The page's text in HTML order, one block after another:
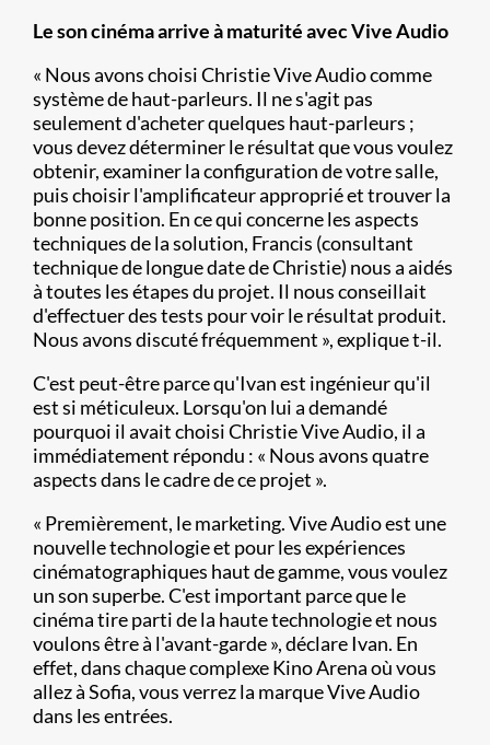
Le son cinéma arrive à maturité avec Vive Audio
« Nous avons choisi Christie Vive Audio comme
système de haut-parleurs. Il ne s'agit pas
seulement d'acheter quelques haut-parleurs ;
vous devez déterminer le résultat que vous voulez
obtenir, examiner la configuration de votre salle,
puis choisir l'amplificateur approprié et trouver la
bonne position. En ce qui concerne les aspects
techniques de la solution, Francis (consultant
technique de longue date de Christie) nous a aidés
à toutes les étapes du projet. Il nous conseillait
d'effectuer des tests pour voir le résultat produit.
Nous avons discuté fréquemment », explique t-il.
C'est peut-être parce qu'Ivan est ingénieur qu'il
est si méticuleux. Lorsqu'on lui a demandé
pourquoi il avait choisi Christie Vive Audio, il a
immédiatement répondu : « Nous avons quatre
aspects dans le cadre de ce projet ».
« Premièrement, le marketing. Vive Audio est une
nouvelle technologie et pour les expériences
cinématographiques haut de gamme, vous voulez
un son superbe. C'est important parce que le
cinéma tire parti de la haute technologie et nous
voulons être à l'avant-garde », déclare Ivan. En
effet, dans chaque complexe Kino Arena où vous
allez à Sofia, vous verrez la marque Vive Audio
dans les entrées.